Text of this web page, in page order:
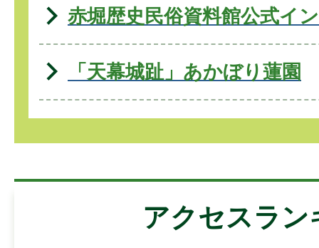
赤堀歴史民俗資料館公式イ
「天幕城趾」あかぼり蓮園
アクセスラン